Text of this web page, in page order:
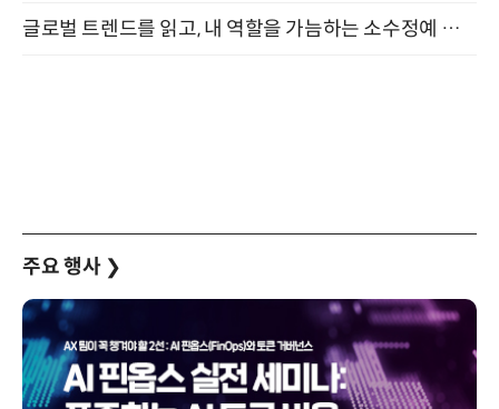
글로벌 트렌드를 읽고, 내 역할을 가늠하는 소수정예 실습 워크숍 (8/28)
주요 행사 ❯